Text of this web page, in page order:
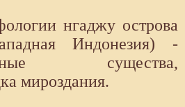
нгаджу острова
Индонезия) -
существа,
мироздания.